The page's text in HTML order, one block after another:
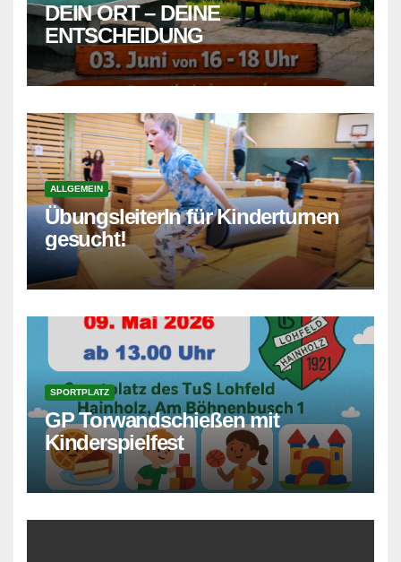
DEIN ORT – DEINE
ENTSCHEIDUNG
ALLGEMEIN
ÜbungsleiterIn für Kinderturnen
gesucht!
SPORTPLATZ
GP Torwandschießen mit
Kinderspielfest